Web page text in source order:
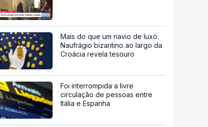
Mais do que um navio de luxo.
Naufrágio bizantino ao largo da
Croácia revela tesouro
Foi interrompida a livre
circulação de pessoas entre
Itália e Espanha